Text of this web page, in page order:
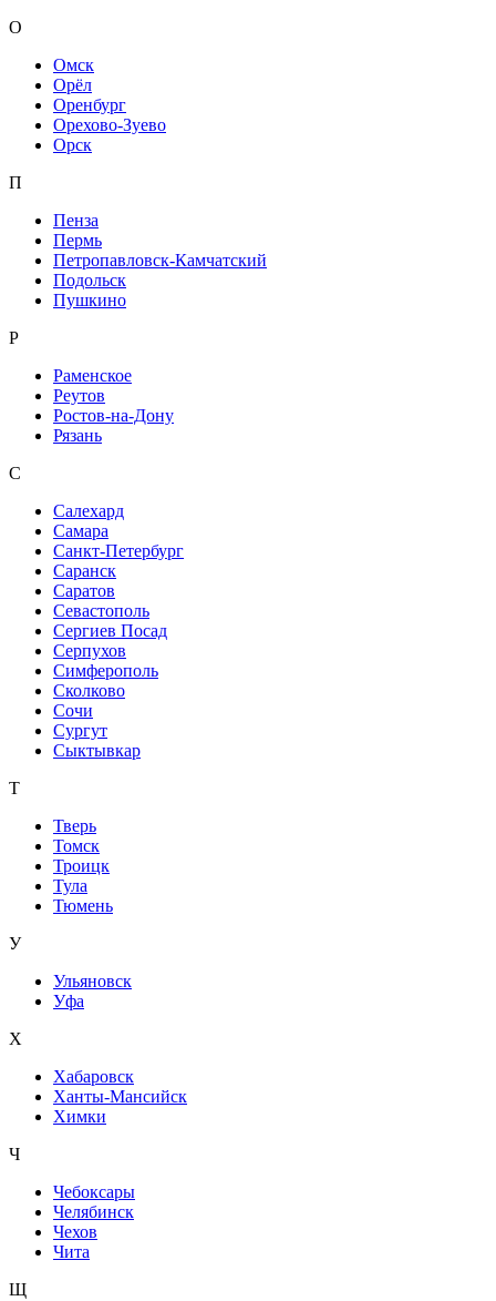
О
Омск
Орёл
Оренбург
Орехово-Зуево
Орск
П
Пенза
Пермь
Петропавловск-Камчатский
Подольск
Пушкино
Р
Раменское
Реутов
Ростов-на-Дону
Рязань
С
Салехард
Самара
Санкт-Петербург
Саранск
Саратов
Севастополь
Сергиев Посад
Серпухов
Симферополь
Сколково
Сочи
Сургут
Сыктывкар
Т
Тверь
Томск
Троицк
Тула
Тюмень
У
Ульяновск
Уфа
Х
Хабаровск
Ханты-Мансийск
Химки
Ч
Чебоксары
Челябинск
Чехов
Чита
Щ